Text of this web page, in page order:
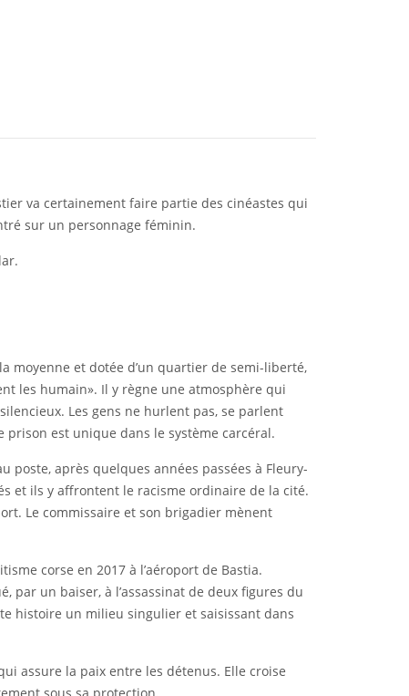
va certainement faire partie des cinéastes qui
sur un personnage féminin.
moyenne et dotée d’un quartier de semi-liberté,
les humain». Il y règne une atmosphère qui
Les gens ne hurlent pas, se parlent
est unique dans le système carcéral.
après quelques années passées à Fleury-
et ils y affrontent le racisme ordinaire de la cité.
Le commissaire et son brigadier mènent
corse en 2017 à l’aéroport de Bastia.
par un baiser, à l’assassinat de deux figures du
histoire un milieu singulier et saisissant dans
assure la paix entre les détenus. Elle croise